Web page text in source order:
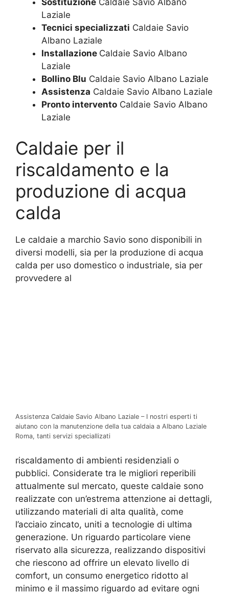
Sostituzione Caldaie Savio Albano
Laziale
Tecnici specializzati Caldaie Savio
Albano Laziale
Installazione Caldaie Savio Albano
Laziale
Bollino Blu Caldaie Savio Albano Laziale
Assistenza Caldaie Savio Albano Laziale
Pronto intervento Caldaie Savio Albano
Laziale
Caldaie per il
riscaldamento e la
produzione di acqua
calda
Le caldaie a marchio Savio sono disponibili in
diversi modelli, sia per la produzione di acqua
calda per uso domestico o industriale, sia per
provvedere al
Assistenza Caldaie Savio Albano Laziale – I nostri esperti ti
aiutano con la manutenzione della tua caldaia a Albano Laziale
Roma, tanti servizi speciallizati
riscaldamento di ambienti residenziali o
pubblici. Considerate tra le migliori reperibili
attualmente sul mercato, queste caldaie sono
realizzate con un’estrema attenzione ai dettagli,
utilizzando materiali di alta qualità, come
l’acciaio zincato, uniti a tecnologie di ultima
generazione. Un riguardo particolare viene
riservato alla sicurezza, realizzando dispositivi
che riescono ad offrire un elevato livello di
comfort, un consumo energetico ridotto al
minimo e il massimo riguardo ad evitare ogni